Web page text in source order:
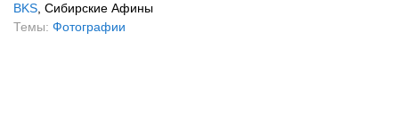
BKS , Сибирские Афины
Темы: Фотографии